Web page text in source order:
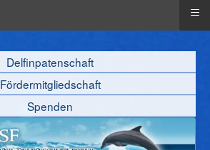
Delfinpatenschaft
Fördermitgliedschaft
Spenden
≡